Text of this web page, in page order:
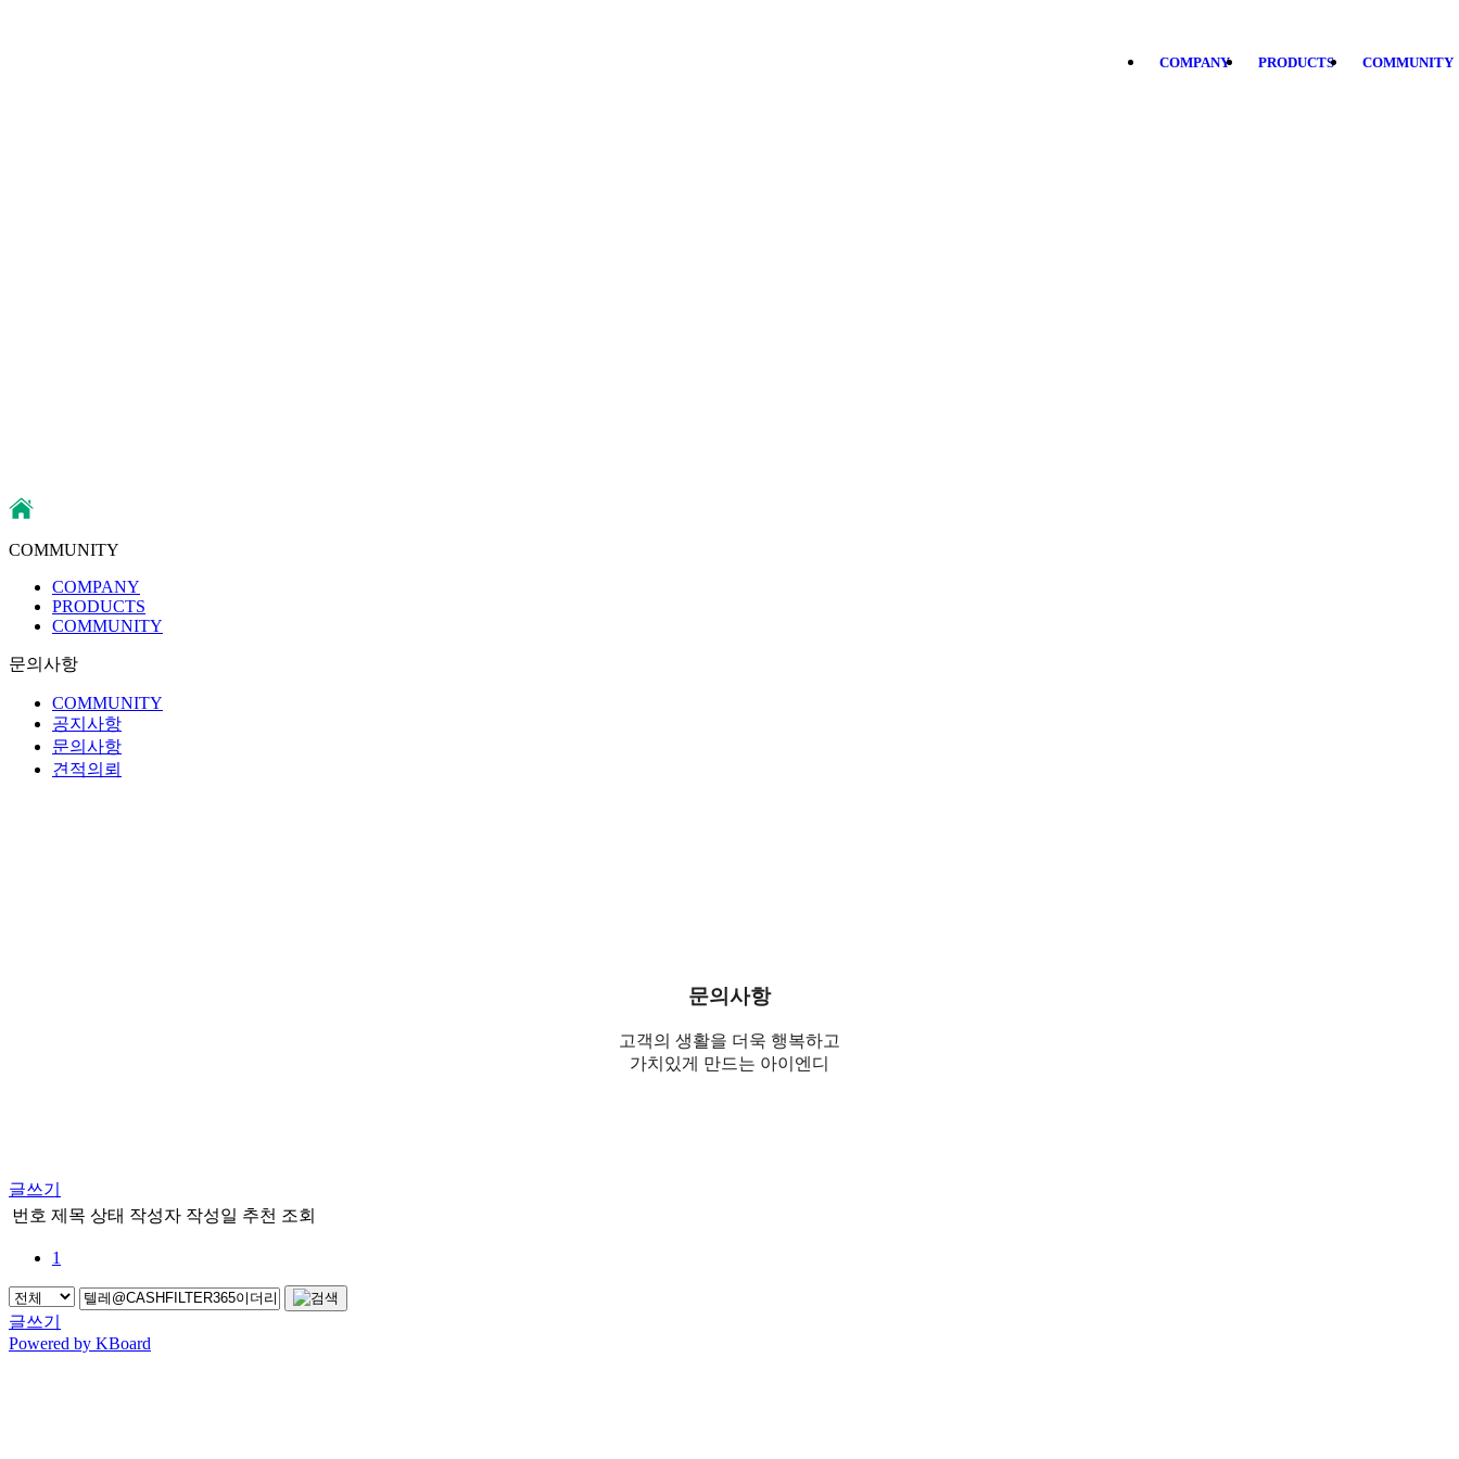
COMPANY PRODUCTS COMMUNITY
COMMUNITY
COMPANY
PRODUCTS
COMMUNITY
문의사항
COMMUNITY
공지사항
문의사항
견적의뢰
문의사항
고객의 생활을 더욱 행복하고
가치있게 만드는 아이엔디
글쓰기
번호 제목 상태 작성자 작성일 추천 조회
1
글쓰기
Powered by KBoard